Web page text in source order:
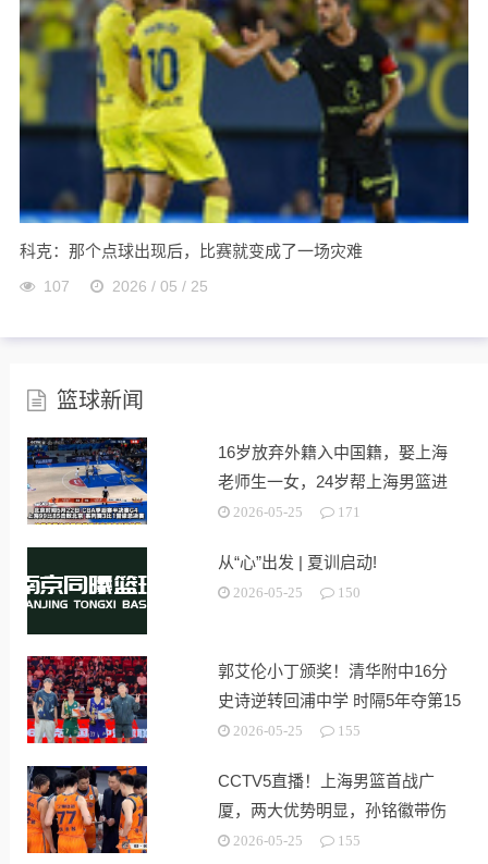
科克：那个点球出现后，比赛就变成了一场灾难
107 2026 / 05 / 25
篮球新闻
16岁放弃外籍入中国籍，娶上海
老师生一女，24岁帮上海男篮进
决赛
2026-05-25 171
从“心”出发 | 夏训启动!
2026-05-25 150
郭艾伦小丁颁奖！清华附中16分
史诗逆转回浦中学 时隔5年夺第15
冠2026-05-25 155
CCTV5直播！上海男篮首战广
厦，两大优势明显，孙铭徽带伤
出战！
2026-05-25 155